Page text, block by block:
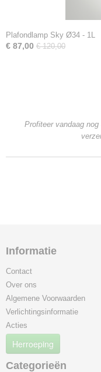
Plafondlamp Sky Ø34 - 1L
€ 87,00 € 120,00
Profiteer vandaag
Informatie
Contact
Over ons
Algemene Voorwaarden
Verlichtingsinformatie
Acties
Herroeping
Categorieën